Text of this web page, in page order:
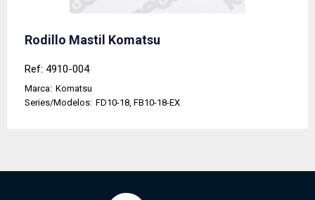
Rodillo Mastil Komatsu
Ref: 4910-004
Marca: Komatsu
Series/Modelos: FD10-18, FB10-18-EX